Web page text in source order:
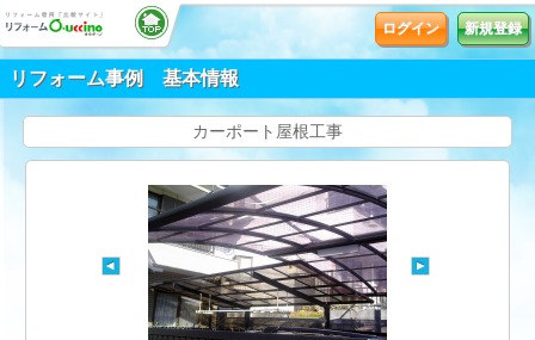
ログイン 新規登録
リフォーム事例 基本情報
カーポート屋根工事